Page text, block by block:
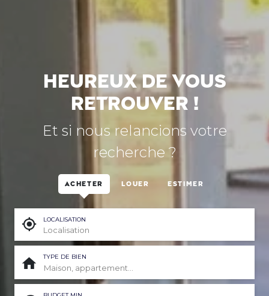
Heureux de vous
retrouver !
Et si nous relancions votre
recherche ?
Acheter Louer Estimer
LOCALISATION
TYPE DE BIEN
Maison, appartement...